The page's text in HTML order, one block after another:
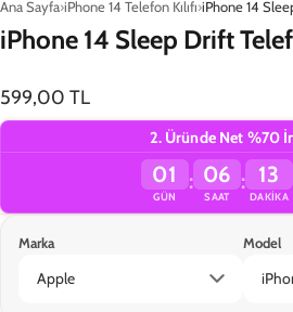
Ana Sayfa iPhone 14 Telefon Kılıfı iPhone 14
iPhone 14 Sleep Drift
599,00 TL
2. Üründe Net %70
01
GÜN
: 06
SAAT
: 13
DAKIKA
Marka Model